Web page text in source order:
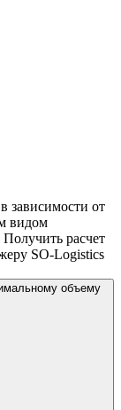
зависимости от
видом
Получить расчет
SO-Logistics
объему